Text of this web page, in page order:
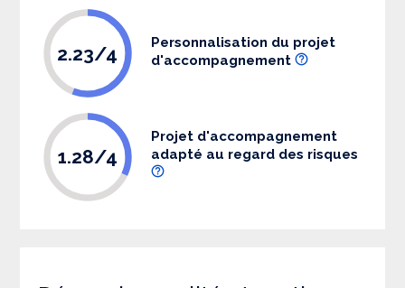
2.23/4
Personnalisation du projet
d'accompagnement
1.28/4
Projet d'accompagnement
adapté au regard des risques